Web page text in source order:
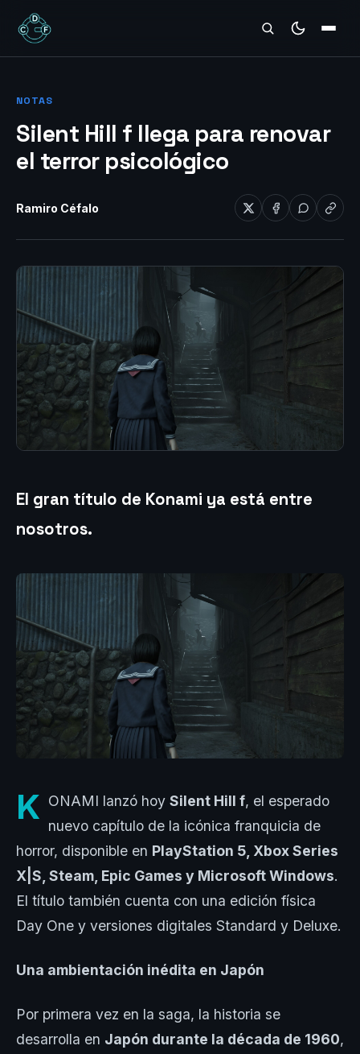
REVIEWS
NOTAS
Silent Hill f llega para renovar
el terror psicológico
Ramiro Céfalo
El gran título de Konami ya está entre
nosotros.
K ONAMI lanzó hoy Silent Hill f, el esperado
nuevo capítulo de la icónica franquicia de
horror, disponible en PlayStation 5, Xbox Series
X|S, Steam, Epic Games y Microsoft Windows.
El título también cuenta con una edición física
Day One y versiones digitales Standard y Deluxe.
Una ambientación inédita en Japón
Por primera vez en la saga, la historia se
desarrolla en Japón durante la década de 1960,